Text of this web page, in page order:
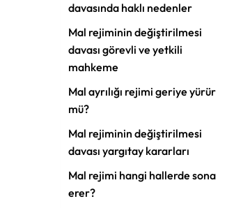
davasında haklı nedenler
Mal rejiminin değiştirilmesi
davası görevli ve yetkili
mahkeme
Mal ayrılığı rejimi geriye yürür
mü?
Mal rejiminin değiştirilmesi
davası yargıtay kararları
Mal rejimi hangi hallerde sona
erer?